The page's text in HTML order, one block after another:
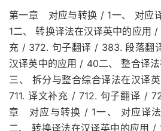
第一章 对应与转换 / 1一、 对应
1二、 转换译法在汉译英中的应用
充 / 372. 句子翻译 / 383. 段落翻
汉译英中的应用 / 40二、 整合译
三、 拆分与整合综合译法在汉译
711. 译文补充 / 712. 句子翻译 /
章 对应与转换 / 1一、 对应译
二、 转换译法在汉译英中的应用 /